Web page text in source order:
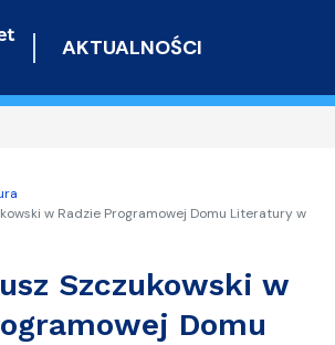
do
AKTUALNOŚCI
w Radzie Programowej Domu Literatury w
Szczukowski w
Domu